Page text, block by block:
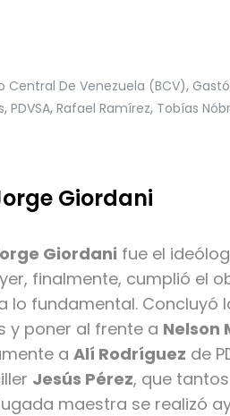
Central De Venezuela (BCV),
, PDVSA, Rafael Ramírez, Tobías
Giordani
Giordani fue el
finalmente, cumplió el
lo fundamental.
y poner al frente a Nelson
a Alí Rodríguez de
Jesús Pérez, que
maestra se realizó